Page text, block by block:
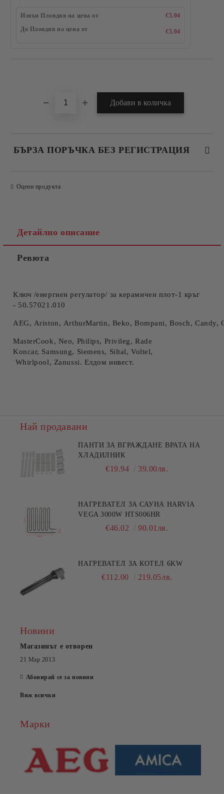
Извън Пловдив на цена от
€5.04
До Пловдив на цена от
€5.04
БЪРЗА ПОРЪЧКА БЕЗ РЕГИСТРАЦИЯ
Оцени продукта
Детайлно описание
Ревюта
Ключ /енергиен регулатор/ за керамичен плот-1 кръг
- 50.57021.010
AEG, Ariston, ArthurMartin, Beko, Bompani, Bosch,
MasterCook, Neo, Philips, Privileg, Rade
Koncar, Samsung, Siemens, Siltal, Voltel,
Whirlpool, Zanussi. Елдом инвест.
Най продавани
ПАНТИ ЗА ВГРАЖДАНЕ ВРАТА НА
ХЛАДИЛНИК
€19.94 39.00лв.
НАГРЕВАТЕЛ ЗА САУНА HARVIA
VEGA 3000W HTS006HR
€46.02 90.01лв.
НАГРЕВАТЕЛ ЗА КОТЕЛ 6KW
€112.00 219.05лв.
Новини
Магазинът е отворен
21 Мар 2013
Абонирай се за новини
Виж всички
Марки